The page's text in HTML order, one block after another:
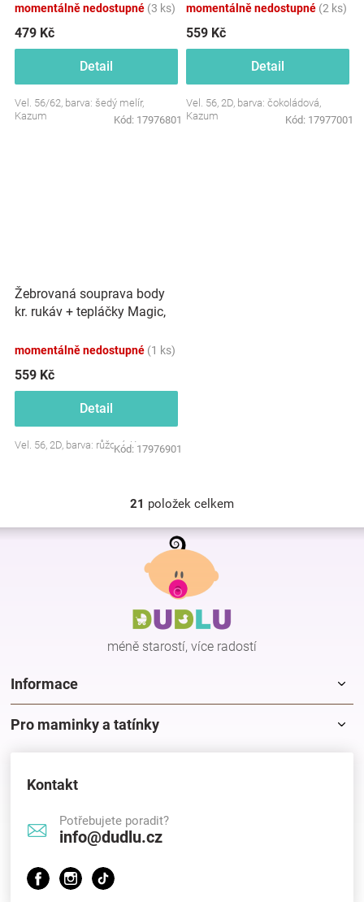
momentálně nedostupné (3 ks)
479 Kč
Detail
Vel. 56/62, barva: šedý melír,
Kazum
Kód: 17976801
momentálně nedostupné (2 ks)
559 Kč
Detail
Vel. 56, 2D, barva: čokoládová,
Kazum
Kód: 17977001
Žebrovaná souprava body
kr. rukáv + tepláčky Magic,
momentálně nedostupné (1 ks)
559 Kč
Detail
Vel. 56, 2D, barva: růžová, Kazum
Kód: 17976901
O
v
l
d
a
c
í
p
r
21 položek celkem
Z
méně starostí, více radostí
Informace
Pro maminky a tatínky
Kontakt
Potřebujete poradit?
info@dudlu.cz